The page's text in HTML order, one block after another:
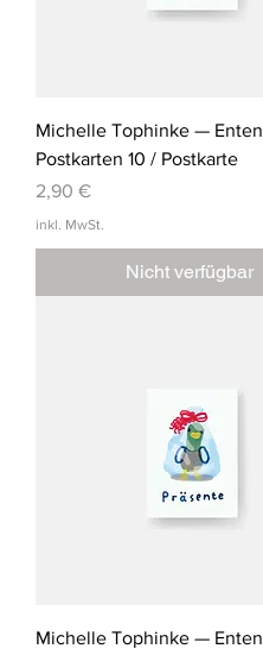
Michelle Tophinke — Enten
Postkarten 10 / Postkarte
Preis
2,90 €
inkl. MwSt.
Nicht verfügbar
Michelle Tophinke — Enten